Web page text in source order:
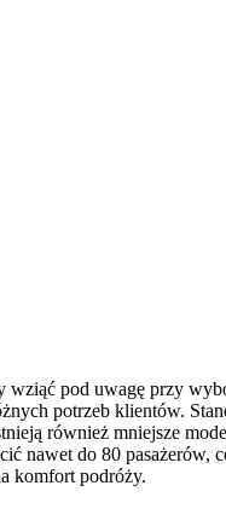
pod uwagę przy
potrzeb klientów.
również mniejsze
nawet do 80 pasażerów,
komfort podróży.